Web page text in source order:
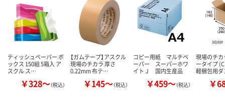
カゴへ カ
ティッシュペーパー ボ
ックス 150組 5箱入 ア
スクル ス…
￥328～（税込）
【ガムテープ】アスクル
現場のチカラ 厚さ
0.22mm 布テ…
￥145～（税込）
コピー用紙 マルチペ
ーパー スーパーホワ
イトＪ 国内生産品
￥459～（税込）
現場のチ
ータイプ
軽梱包用
￥